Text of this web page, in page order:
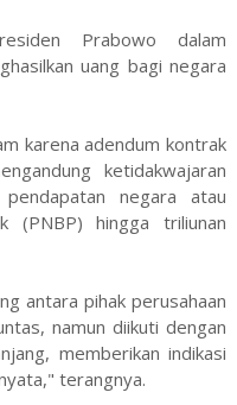
Prabowo dalam
uang bagi negara
karena adendum kontrak
ketidakwajaran
negara atau
(PNBP) hingga triliunan
antara pihak perusahaan
namun diikuti dengan
memberikan indikasi
terangnya.